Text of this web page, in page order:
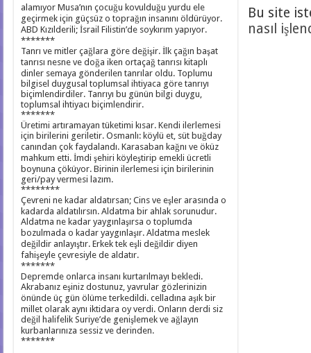
Bu site
nasıl
alamıyor Musa’nın çocuğu kovulduğu yurdu ele
geçirmek için güçsüz o toprağın insanını öldürüyor.
ABD Kızılderili; İsrail Filistin’de soykırım yapıyor.
*******
Tanrı ve mitler çağlara göre değişir. İlk çağın başat
tanrısı nesne ve doğa iken ortaçağ tanrısı kitaplı
dinler semaya gönderilen tanrılar oldu. Toplumu
bilgisel duygusal toplumsal ihtiyaca göre tanrıyı
biçimlendirdiler. Tanrıyı bu günün bilgi duygu,
toplumsal ihtiyacı biçimlendirir.
*******
Üretimi artıramayan tüketimi kısar. Kendi ilerlemesi
için birilerini geriletir. Osmanlı: köylü et, süt buğday
canından çok faydalandı. Karasaban kağnı ve öküz
mahkum etti. İmdi şehiri köyleştirip emekli ücretli
boynuna çöküyor. Birinin ilerlemesi için birilerinin
geri/pay vermesi lazım.
********
Çevreni ne kadar aldatırsan; Cins ve eşler arasında o
kadarda aldatılırsın. Aldatma bir ahlak sorunudur.
Aldatma ne kadar yaygınlaşırsa o toplumda
bozulmada o kadar yaygınlaşır. Aldatma meslek
değildir anlayıştır. Erkek tek eşli değildir diyen
fahişeyle çevresiyle de aldatır.
*******
Depremde onlarca insanı kurtarılmayı bekledi.
Akrabanız eşiniz dostunuz, yavrular gözlerinizin
önünde üç gün ölüme terkedildi. celladına aşık bir
millet olarak aynı iktidara oy verdi. Onların derdi siz
değil halifelik Suriye’de genişlemek ve ağlayın
kurbanlarınıza sessiz ve derinden.
*******